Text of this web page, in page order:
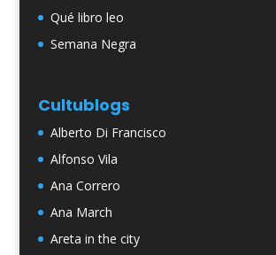
Qué libro leo
Semana Negra
Cultublogs
Alberto Di Francisco
Alfonso Vila
Ana Correro
Ana March
Areta in the city